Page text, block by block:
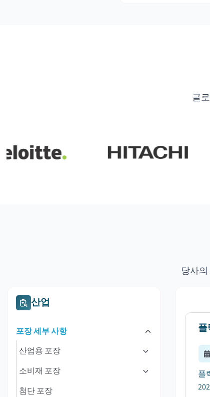
글
당사
산업
포장 세부 사항
산업용 포장
소비재 포장
첨단 포장
플
플